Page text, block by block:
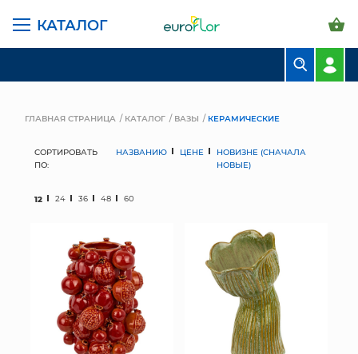
КАТАЛОГ
ГОРШКИ И КАШПО
ГРУНТЫ И УДОБРЕНИЯ
ПРЕДМЕТЫ ИНТЕРЬЕРА
ГЛАВНАЯ СТРАНИЦА КАТАЛОГ ВАЗЫ КЕРАМИЧЕСКИЕ
СОРТИРОВАТЬ
ПО:
НАЗВАНИЮ ЦЕНЕ
НОВИЗНЕ (СНАЧАЛА
НОВЫЕ)
12 24 36 48 60